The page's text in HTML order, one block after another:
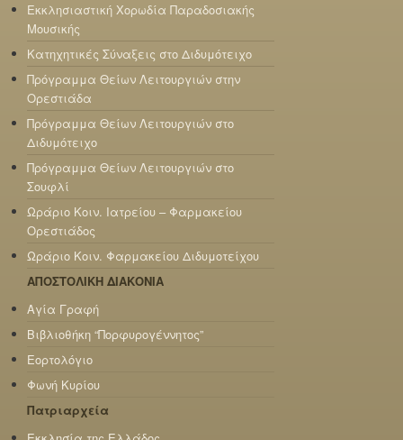
Εκκλησιαστική Χορωδία Παραδοσιακής
Μουσικής
Κατηχητικές Σύναξεις στο Διδυμότειχο
Πρόγραμμα Θείων Λειτουργιών στην
Ορεστιάδα
Πρόγραμμα Θείων Λειτουργιών στο
Διδυμότειχο
Πρόγραμμα Θείων Λειτουργιών στο
Σουφλί
Ωράριο Κοιν. Ιατρείου – Φαρμακείου
Ορεστιάδος
Ωράριο Κοιν. Φαρμακείου Διδυμοτείχου
ΑΠΟΣΤΟΛΙΚΗ ΔΙΑΚΟΝΙΑ
Αγία Γραφή
Βιβλιοθήκη “Πορφυρογέννητος”
Εορτολόγιο
Φωνή Κυρίου
Πατριαρχεία